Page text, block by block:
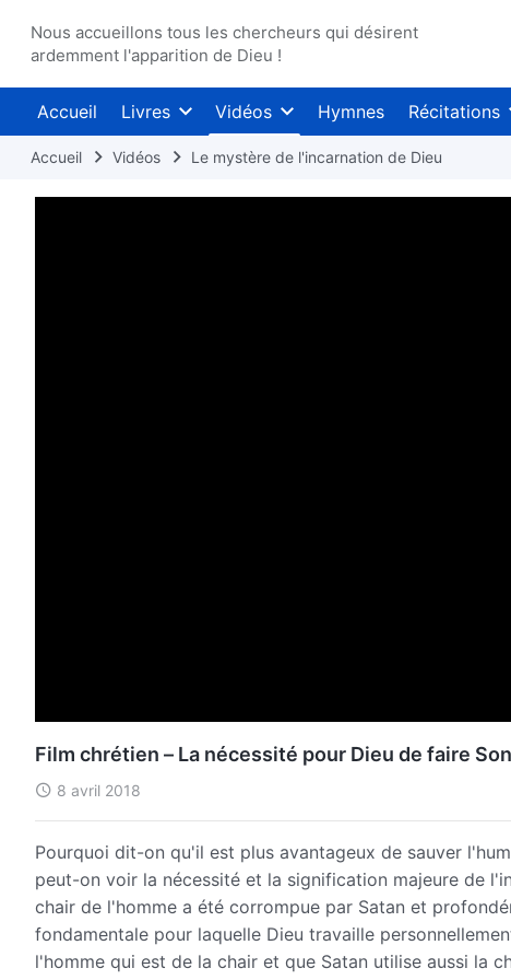
Nous accueillons tous les chercheurs qui désirent
ardemment l'apparition de Dieu !
Accueil Livres Vidéos Hymnes Récitations
Accueil Vidéos Le mystère de l'incarnation de Dieu
Film chrétien – La nécessité pour Dieu de faire
8 avril 2018
Pourquoi dit-on qu'il est plus avantageux de sauver
peut-on voir la nécessité et la signification majeure de
chair de l'homme a été corrompue par Satan et
fondamentale pour laquelle Dieu travaille
l'homme qui est de la chair et que Satan utilise aussi la